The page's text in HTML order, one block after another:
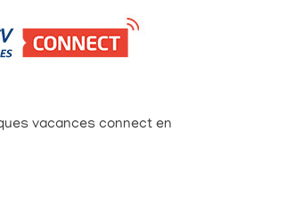
vacances connect en